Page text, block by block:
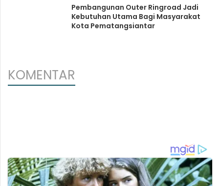
Pembangunan Outer Ringroad Jadi
Kebutuhan Utama Bagi Masyarakat
Kota Pematangsiantar
KOMENTAR